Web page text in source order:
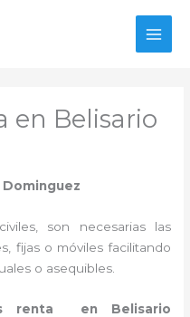
en Belisario
son necesarias las
fijas o móviles facilitando
o asequibles.
renta en Belisario